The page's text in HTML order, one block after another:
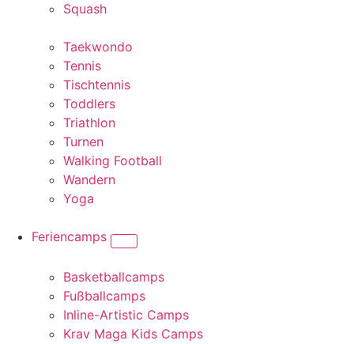
Squash
Taekwondo
Tennis
Tischtennis
Toddlers
Triathlon
Turnen
Walking Football
Wandern
Yoga
Feriencamps
Basketballcamps
Fußballcamps
Inline-Artistic Camps
Krav Maga Kids Camps